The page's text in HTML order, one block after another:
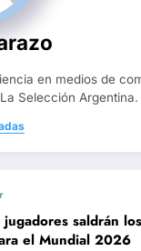
en medios de
Selección Argentina.
saldrán
el Mundial 2026